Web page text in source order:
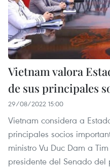
Vietnam valora
de sus principales
29/08/2022 15:00
Vietnam considera a
principales socios
ministro Vu Duc Dam a
presidente del Senado